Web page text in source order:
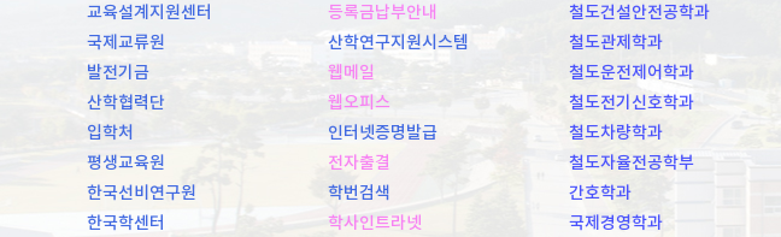
교육설계지원센터
국제교류원
발전기금
산학협력단
입학처
평생교육원
한국선비연구원
한국학센터
등록금납부안내
산학연구지원시스템
웹메일
웹오피스
인터넷증명발급
전자출결
학번검색
학사인트라넷
철도건설안전공학과
철도관제학과
철도운전제어학과
철도전기신호학과
철도차량학과
철도자율전공학부
간호학과
국제경영학과